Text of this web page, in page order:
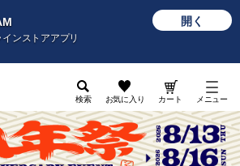
ンストアアプリ
開く
検索 お気に入り カート メニュー